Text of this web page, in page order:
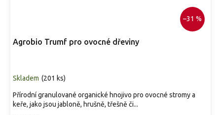
–31 %
Agrobio Trumf pro ovocné dřeviny
Skladem (201 ks)
Přírodní granulované organické hnojivo pro ovocné stromy a
keře, jako jsou jabloně, hrušně, třešně či...